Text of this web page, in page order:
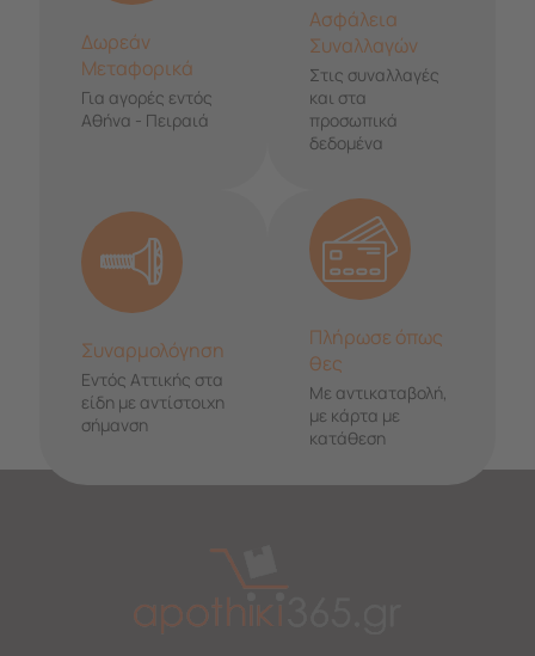
Δωρεάν
Μεταφορικά
Για αγορές εντός
Αθήνα - Πειραιά
Ασφάλεια
Συναλλαγών
Στις συναλλαγές
και στα
προσωπικά
δεδομένα
Συναρμολόγηση
Εντός Αττικής στα
είδη με αντίστοιχη
σήμανση
Πλήρωσε όπως
θες
Με αντικαταβολή,
με κάρτα με
κατάθεση